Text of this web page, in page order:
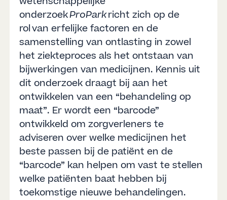
onderzoekProParkricht zich op de
rol van erfelijke factoren en de
samenstelling van ontlasting in zowel
het ziekteproces als het ontstaan van
bijwerkingen van medicijnen. Kennis uit
dit onderzoek draagt bij aan het
ontwikkelen van een “behandeling op
maat”. Er wordt een “barcode”
ontwikkeld om zorgverleners te
adviseren over welke medicijnen het
beste passen bij de patiënt en de
“barcode” kan helpen om vast te stellen
welke patiënten baat hebben bij
toekomstige nieuwe behandelingen.